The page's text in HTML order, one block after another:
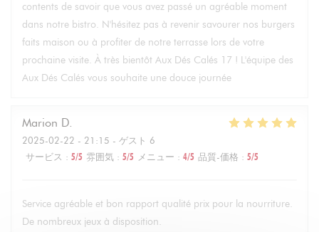
contents de savoir que vous avez passé un agréable moment
dans notre bistro. N'hésitez pas à revenir savourer nos burgers
faits maison ou à profiter de notre terrasse lors de votre
prochaine visite. À très bientôt Aux Dés Calés 17 ! L'équipe des
Aux Dés Calés vous souhaite une douce journée
Marion D
2025-02-22 - 21:15 - ゲスト 6
サービス : 5/5 雰囲気 : 5/5 メニュー : 4/5 品質-価格 : 5/5
Service agréable et bon rapport qualité prix pour la nourriture.
De nombreux jeux à disposition.